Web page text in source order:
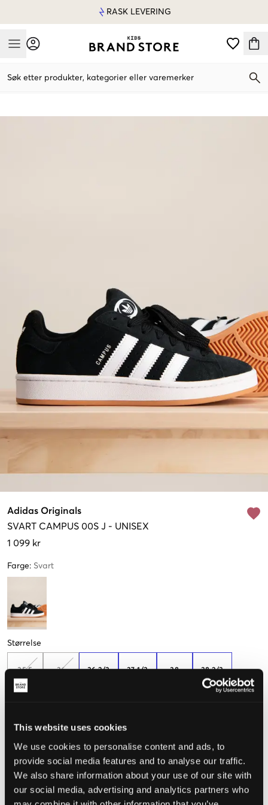
This website uses cookies
We use cookies to personalise content and ads, to
provide social media features and to analyse our traffic.
We also share information about your use of our site with
our social media, advertising and analytics partners who
RASK LEVERING
Mobile Menu
Søk etter produkter, kategorier eller varemerker
Adidas Originals
SVART CAMPUS 00S J - UNISEX
1 099 kr
Farge: Svart
Størrelse
35,5 36 36 2/3 37 1/3 38 38 2/3
Liten Riktig
STØRRELSESTABELL